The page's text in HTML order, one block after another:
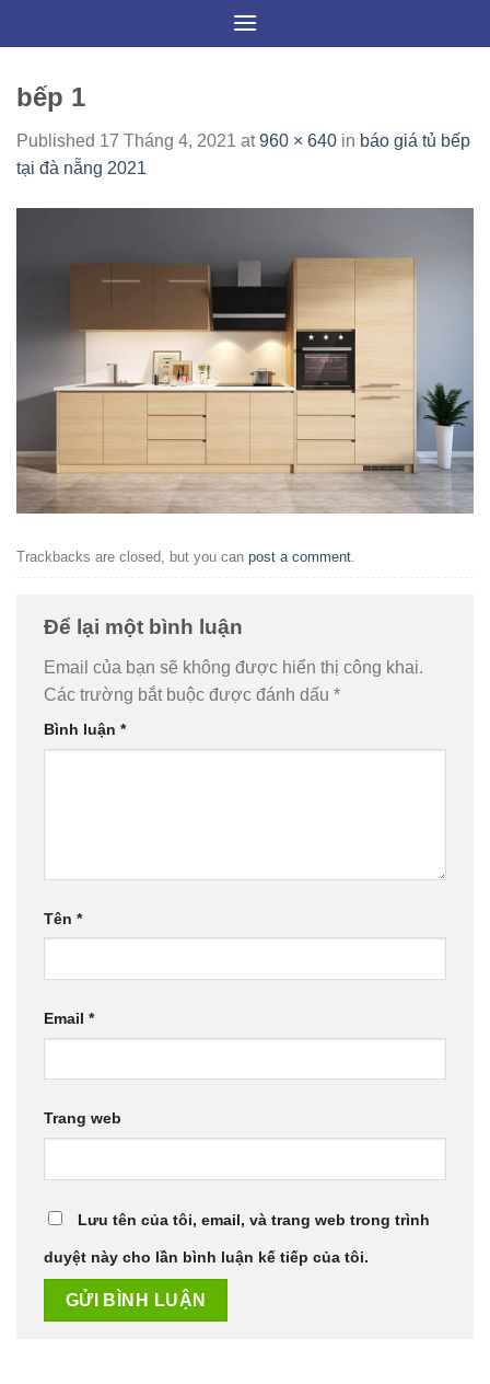
bếp 1
Published 17 Tháng 4, 2021 at960 × 640 in báo giá tủ bếp
tại đà nẵng 2021
Trackbacks are closed, but you can post a comment.
Để lại một bình luận
Email của bạn sẽ không được hiển thị công khai.
Các trường bắt buộc được đánh dấu *
Bình luận *
Tên *
Email *
Trang web
Lưu tên của tôi, email, và trang web trong trình
duyệt này cho lần bình luận kế tiếp của tôi.